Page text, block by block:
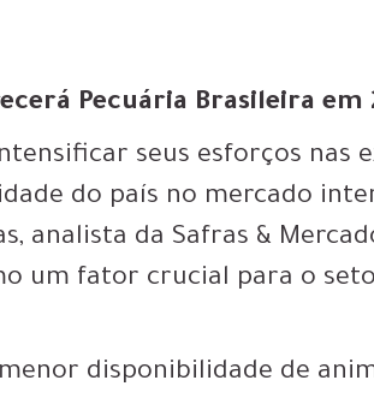
Pecuária Brasileira em
seus esforços nas
do país no mercado
analista da Safras &
um fator crucial para o
disponibilidade de